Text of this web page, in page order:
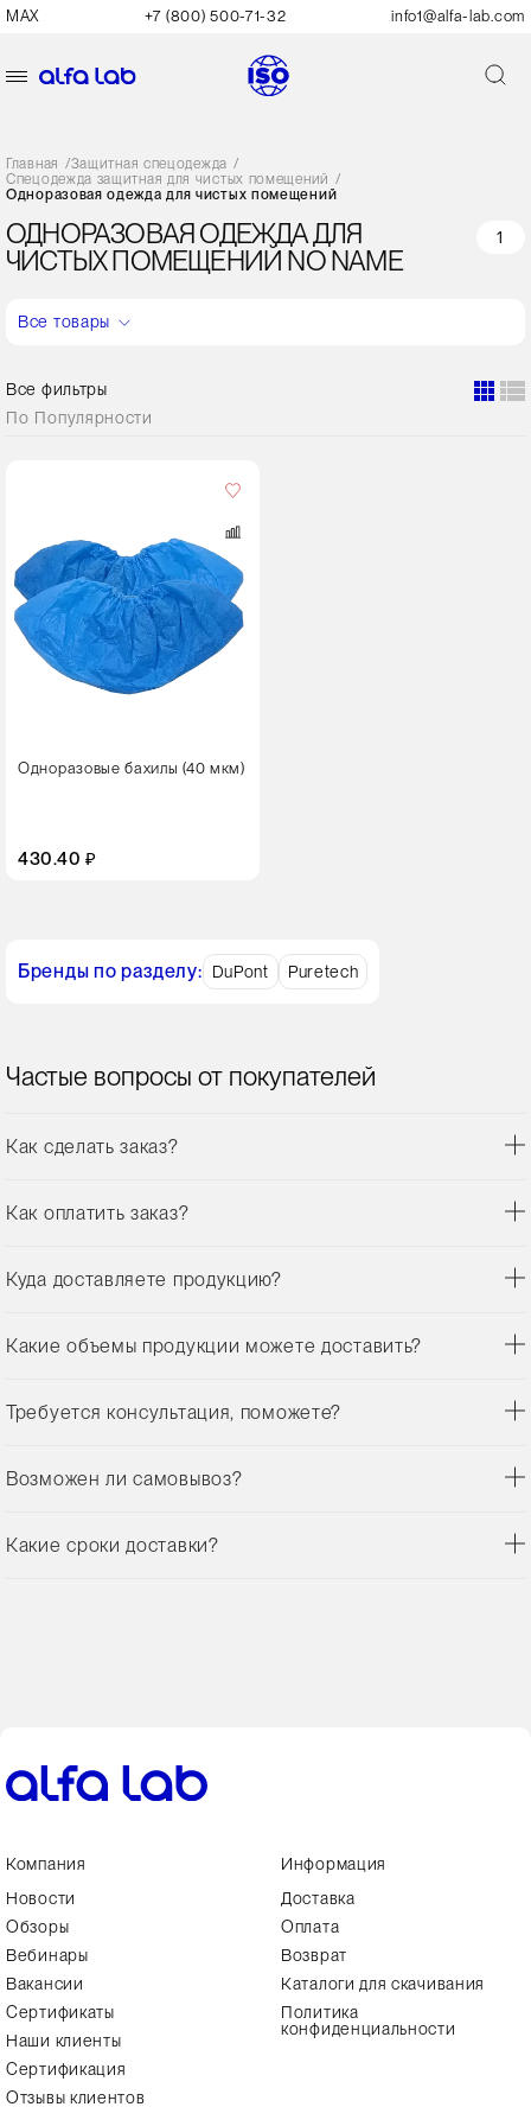
MAX +7 (800) 500-71-32 info1@alfa-lab.com
Главная /Защитная спецодежда /
Спецодежда защитная для чистых помещений /
Одноразовая одежда для чистых помещений
ОДНОРАЗОВАЯ ОДЕЖДА ДЛЯ
ЧИСТЫХ ПОМЕЩЕНИЙ NO NAME
1
Все товары
Все фильтры
По Популярности
Одноразовые бахилы (40 мкм)
430.40 ₽
Бренды по разделу: DuPont Puretech
Частые вопросы от покупателей
Как сделать заказ?
Как оплатить заказ?
Куда доставляете продукцию?
Какие объемы продукции можете доставить?
Требуется консультация, поможете?
Возможен ли самовывоз?
Какие сроки доставки?
Компания
Новости
Обзоры
Вебинары
Вакансии
Сертификаты
Наши клиенты
Сертификация
Отзывы клиентов
Информация
Доставка
Оплата
Возврат
Каталоги для скачивания
Политика
конфиденциальности